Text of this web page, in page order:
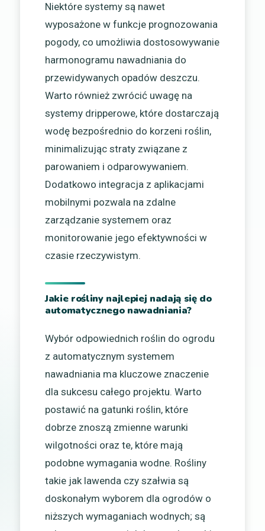
Niektóre systemy są nawet
wyposażone w funkcje prognozowania
pogody, co umożliwia dostosowywanie
harmonogramu nawadniania do
przewidywanych opadów deszczu.
Warto również zwrócić uwagę na
systemy dripperowe, które dostarczają
wodę bezpośrednio do korzeni roślin,
minimalizując straty związane z
parowaniem i odparowywaniem.
Dodatkowo integracja z aplikacjami
mobilnymi pozwala na zdalne
zarządzanie systemem oraz
monitorowanie jego efektywności w
czasie rzeczywistym.
Jakie rośliny najlepiej nadają się do
automatycznego nawadniania?
Wybór odpowiednich roślin do ogrodu
z automatycznym systemem
nawadniania ma kluczowe znaczenie
dla sukcesu całego projektu. Warto
postawić na gatunki roślin, które
dobrze znoszą zmienne warunki
wilgotności oraz te, które mają
podobne wymagania wodne. Rośliny
takie jak lawenda czy szałwia są
doskonałym wyborem dla ogrodów o
niższych wymaganiach wodnych; są